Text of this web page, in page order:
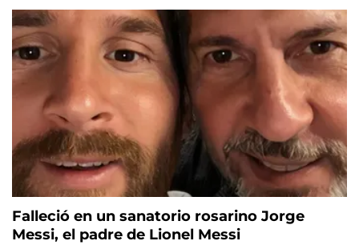
Falleció en un sanatorio rosarino Jorge
Messi, el padre de Lionel Messi